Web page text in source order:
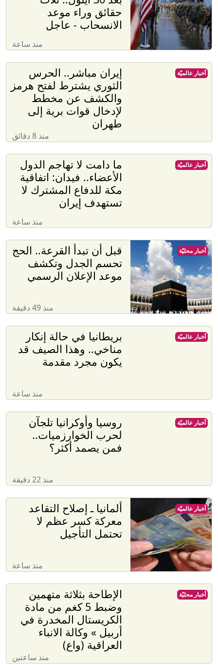
حقائق وراء موعد
الانسحاب - عاجل
منذ ساعة
إيران مباشر.. الحرس
الثوري يشترط لفتح هرمز
والكشف عن مخطط
لإدخال قوات برية إلى
طهران
منذ 8 دقائق
أخبار عالميّة
ما دامت لا تهاجم الدول
الأعضاء.. فيدان: اتفاقية
مكة للدفاع المشترك لا
تستهدف إيران
منذ ساعة
أخبار عالميّة
قبل أن تبدأ القرعة.. الحج
تحسم الجدل وتكشف
موعد الإعلان الرسمي
منذ 49 دقيقة
أخبار محليّة
بريطانيا في حالة إنكار
مناخي.. وهذا الصيف قد
يكون مجرد مقدمة
منذ ساعة
أخبار عالميّة
روسيا وأوكرانيا تلجآن
لحرب الخوارزميات..
فمن يصمد أكثر؟
منذ 22 دقيقة
أخبار عالميّة
ألمانيا ـ إصلاح التقاعد
معركة كسر عظم لا
تحتمل التأجيل
منذ ساعة
أخبار عالميّة
الإطاحة بثلاثة متهمين
وضبط 5 كغم من مادة
الكريستال المخدرة في
أربيل » وكالة الانباء
العراقية (واع)
منذ ساعتين
أخبار محليّة